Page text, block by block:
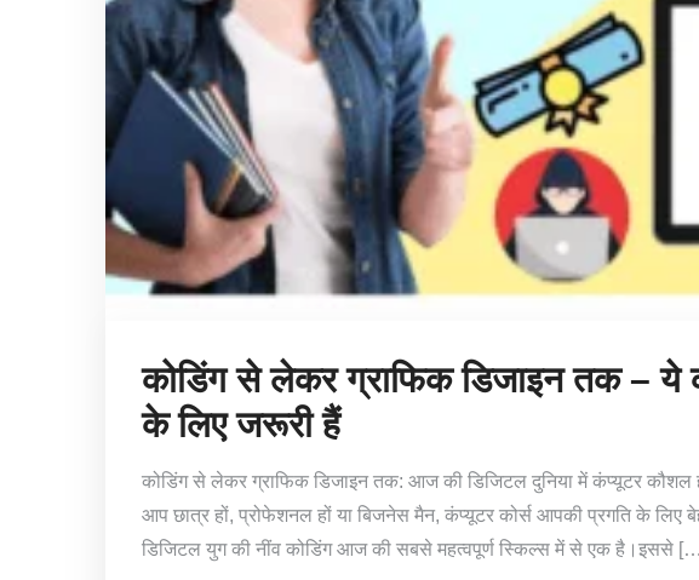
कोडिंग से लेकर ग्राफिक डिजाइन तक – ये
के लिए जरूरी हैं
कोडिंग से लेकर ग्राफिक डिजाइन तक: आज की डिजिटल दुनिया में कंप्यूटर कौशल
आप छात्र हों, प्रोफेशनल हों या बिजनेस मैन, कंप्यूटर कोर्स आपकी प्रगति के
डिजिटल युग की नींव कोडिंग आज की सबसे महत्वपूर्ण स्किल्स में से एक है।इससे